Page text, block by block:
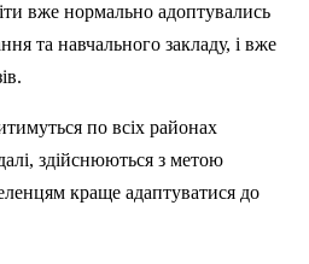
вже нормально адоптувались
та навчального закладу, і вже
по всіх районах
здійснюються з метою
краще адаптуватися до